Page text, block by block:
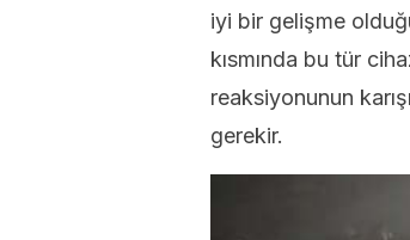
iyi bir gelişme
kısmında bu tür
reaksiyonunun
gerekir.